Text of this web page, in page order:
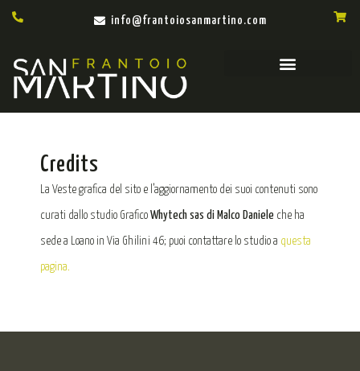
info@frantoiosanmartino.com
Credits
La Veste grafica del sito e l’aggiornamento dei suoi contenuti sono
curati dallo studio Grafico Whytech sas di Malco Daniele che ha
sede a Loano in Via Ghilini 46; puoi contattare lo studio a questa
pagina.